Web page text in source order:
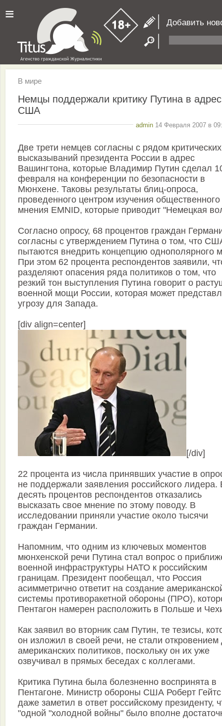
≡ Добавить
В мире
Немцы поддержали критику Путина в адрес
США
admin 14 Февраля 2007 в
Две трети немцев согласны с рядом критических
высказываний президента России в адрес
Вашингтона, которые Владимир Путин сделал
февраля на конференции по безопасности в
Мюнхене. Таковы результаты блиц-опроса,
проведенного центром изучения общественного
мнения EMNID, которые приводит "Немецкая
Согласно опросу, 68 процентов граждан
согласны с утверждением Путина о том, что
пытаются внедрить концепцию однополярного
При этом 62 процента респондентов заявили,
разделяют опасения ряда политиков о том, что
резкий тон выступления Путина говорит о
военной мощи России, которая может
угрозу для Запада.
[div align=center]
[/div]
22 процента из числа принявших участие в
не поддержали заявления российского
десять процентов респондентов отказались
высказать свое мнение по этому поводу. В
исследовании приняли участие около тысячи
граждан Германии.
Напомним, что одним из ключевых моментов
мюнхенской речи Путина стал вопрос о
военной инфраструктуры НАТО к российским
границам. Президент пообещал, что Россия
асимметрично ответит на создание
системы противоракетной обороны (ПРО),
Пентагон намерен расположить в Польше и
Как заявил во вторник сам Путин, те тезисы,
он изложил в своей речи, не стали откровением
американских политиков, поскольку он их уже
озвучивал в прямых беседах с коллегами.
Критика Путина была болезненно воспринята в
Пентагоне. Министр обороны США Роберт Гейтс
даже заметил в ответ российскому президенту,
"одной "холодной войны" было вполне